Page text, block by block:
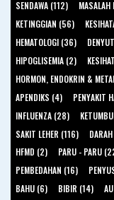
SENDAWA (112)
KETINGGIAN (56)
HEMATOLOGI (36)
HIPOGLISEMIA (2)
HORMON, ENDOKRIN &
APENDIKS (4)
PENYAKIT
INFLUENZA (28)
SAKIT LEHER (116)
HFMD (2)
PARU - PARU
PEMBEDAHAN (16)
BAHU (6)
BIBIR (14)